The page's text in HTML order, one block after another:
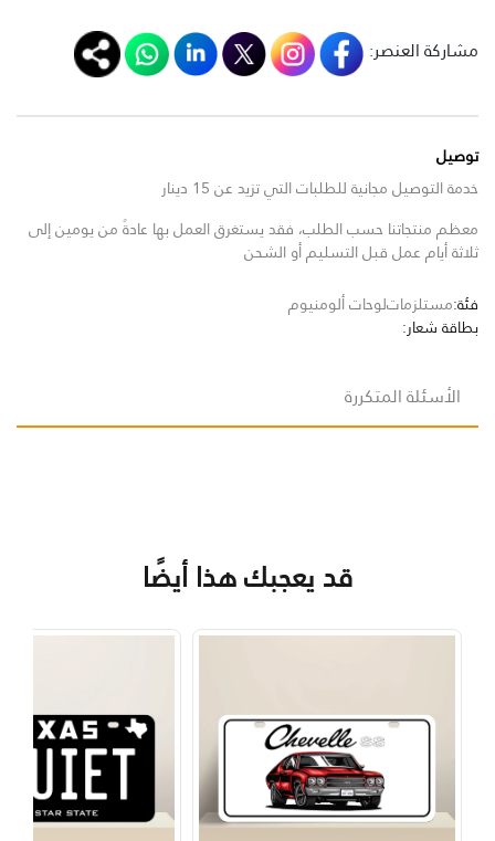
مشاركة العنصر:
توصيل
خدمة التوصيل مجانية للطلبات التي تزيد عن 15 دينار
معظم منتجاتنا حسب الطلب، فقد يستغرق العمل بها عادةً من يومين إلى
ثلاثة أيام عمل قبل التسليم أو الشحن
فئة:مستلزماتلوحات ألومنيوم
بطاقة شعار:
الأسئلة المتكررة
قد يعجبك هذا أيضًا